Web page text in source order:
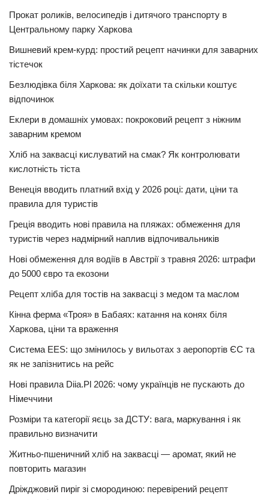
Прокат роликів, велосипедів і дитячого транспорту в
Центральному парку Харкова
Вишневий крем-курд: простий рецепт начинки для заварних
тістечок
Безлюдівка біля Харкова: як доїхати та скільки коштує
відпочинок
Еклери в домашніх умовах: покроковий рецепт з ніжним
заварним кремом
Хліб на заквасці кислуватий на смак? Як контролювати
кислотність тіста
Венеція вводить платний вхід у 2026 році: дати, ціни та
правила для туристів
Греція вводить нові правила на пляжах: обмеження для
туристів через надмірний наплив відпочивальників
Нові обмеження для водіїв в Австрії з травня 2026: штрафи
до 5000 євро та екозони
Рецепт хліба для тостів на заквасці з медом та маслом
Кінна ферма «Троя» в Бабаях: катання на конях біля
Харкова, ціни та враження
Система EES: що змінилось у вильотах з аеропортів ЄС та
як не запізнитись на рейс
Нові правила Diia.Pl 2026: чому українців не пускають до
Німеччини
Розміри та категорії яєць за ДСТУ: вага, маркування і як
правильно визначити
Житньо-пшеничний хліб на заквасці — аромат, який не
повторить магазин
Дріжджовий пиріг зі смородиною: перевірений рецепт